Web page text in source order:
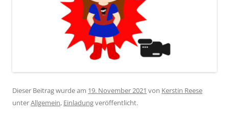
Dieser Beitrag wurde am 19. November 2021 von Kerstin Reese
unterAllgemein, Einladungveröffentlicht.